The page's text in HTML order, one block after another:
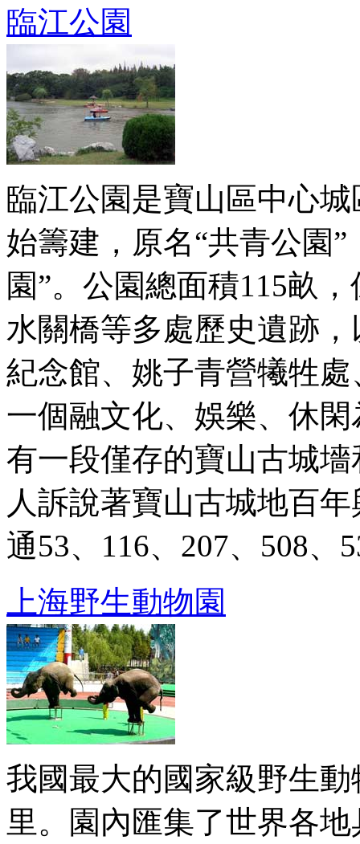
臨江公園
臨江公園是寶山區中心
始籌建，原名“共青公園
園”。公園總面積115畝
水關橋等多處歷史遺跡
紀念館、姚子青營犧牲
一個融文化、娛樂、休
有一段僅存的寶山古城
人訴說著寶山古城地百
通53、116、207、508、
上海野生動物園
我國最大的國家級野生
里。園內匯集了世界各